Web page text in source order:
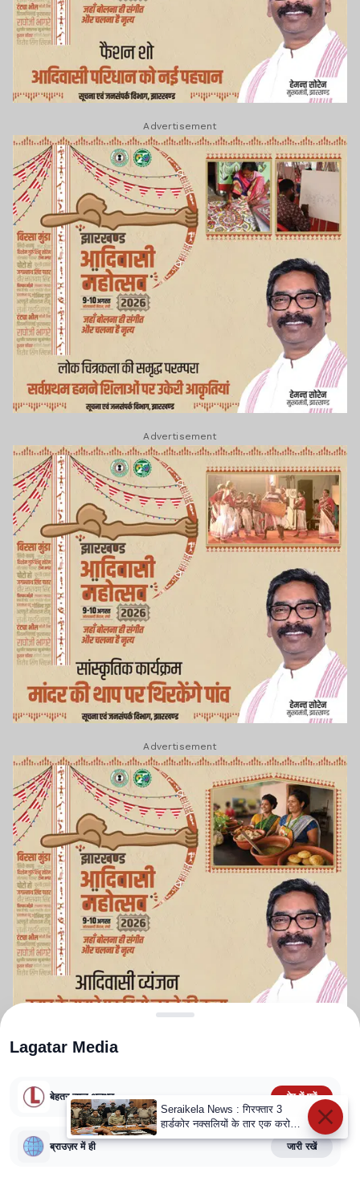
Advertisement
Advertisement
Advertisement
ABOUT USCONTACT USPRIVACY POLICY
TERMS AND CONDITIONS
CORRECTIONS POLICY
FACT CHECKING POLICY
Lagatar Media
बेहतर न्यूज़ अनुभव ऐप में पढ़ें
ब्राउज़र में ही जारी रखें
Seraikela News : गिरफ्तार 3
हार्डकोर नक्सलियों के तार एक करोड़
के इनामी माओवादी असीम मंडल से